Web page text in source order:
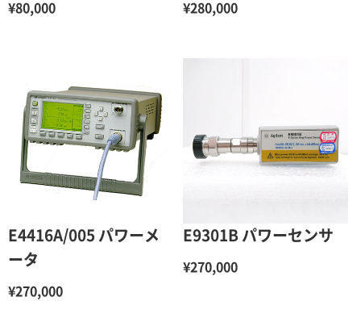
¥80,000 ¥280,000
E4416A/005 パワーメ
ータ
¥270,000
E9301B パワーセンサ
¥270,000